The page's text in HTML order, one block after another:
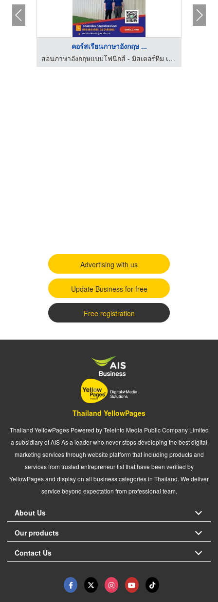
คอร์สเรียนภาษาอังกฤษ ...
สอนภาษาอังกฤษแบบโฟนิกส์ - มิสเตอร์ทิม เลิร์นนิ่งแลนด์
Advertising with us
Update Business for free
Free registration
Thailand YellowPages
Thailand YellowPages Powered by Teleinfo Media Public Company Limited
a subsidiary of AIS As a leader who never stops developing the best digital
marketing services through website platform that including products and
services from trusted entrepreneur list that have been verified by
YellowPages and display on all business categories in Thailand. We deliver
service beyond expectation from professional team.
About Us
Our products
Contact Us